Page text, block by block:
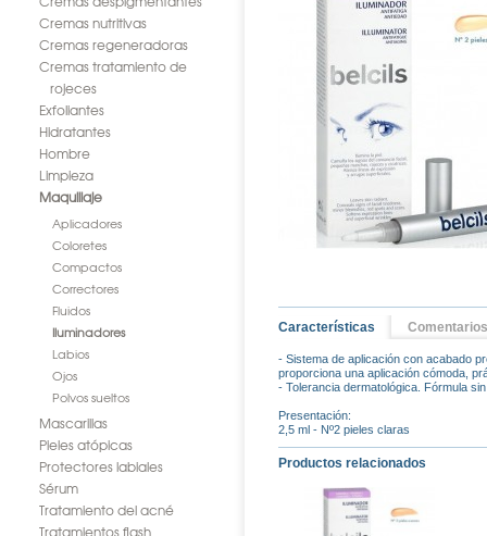
Cremas nutritivas
Cremas regeneradoras
Cremas tratamiento de
rojeces
Exfoliantes
Hidratantes
Hombre
Limpieza
Maquillaje
Aplicadores
Coloretes
Compactos
Correctores
Fluidos
Iluminadores
Labios
Ojos
Polvos sueltos
Mascarillas
Pieles atópicas
Protectores labiales
Sérum
Tratamiento del acné
Tratamientos flash
Características Comentarios
- Sistema de aplicación con acabado
proporciona una aplicación cómoda,
- Tolerancia dermatológica. Fórmula
Presentación:
2,5 ml - Nº2 pieles claras
Productos relacionados